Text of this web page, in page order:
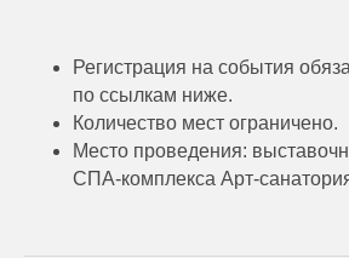
Регистрация на события
по ссылкам ниже.
Количество мест ограничено.
Место проведения:
СПА-комплекса Арт-